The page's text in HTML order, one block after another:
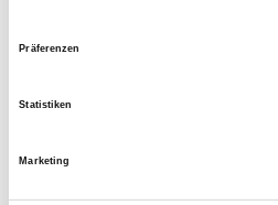
Präferenzen
Statistiken
Marketing